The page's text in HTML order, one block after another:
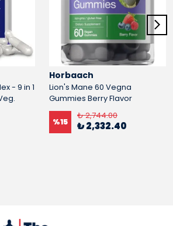
- 9 in 1
Horbaach
Lion's Mane 60 Vegna
Gummies Berry Flavor
%15
₺ 2,744.00
₺ 2,332.40